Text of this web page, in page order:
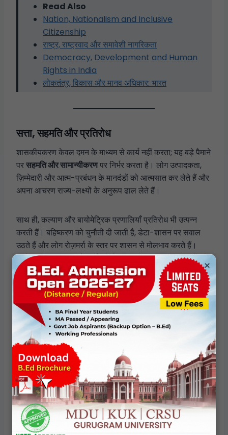
Read Also
Nation, Nationalism and Inclusive
Citizenship
राष्ट्र, राष्ट्रवाद और समावेशी नागरिकता
Democracy, Development and Human
Rights in India
लोकतंत्र, विकास और मानव अधिकार: भारत
सत्ता, सहमति और प्रतिरोध
शासकीयकरण केवल दमन के माध्यम से कार्य नहीं करता; यह बड़े पैमाने
परसहमति और सामान्यीकरणपर निर्भर करता है। लोग उत्पादकता,
ज़िम्मेदारी और आत्म-प्रबंधन के मानदंडों को आत्मसात कर लेते हैं और
अपना आचरण राज्य-लक्ष्यों के अनुरूप ढाल लेते हैं।
साथ ही, कल्याण और बायोमेट्रिक प्रणालियाँ प्रतिरोध भी उत्पन्न
करती हैं। बहिष्करण को चुनौती दी जाती है, डेटा-शासन पर सवाल
उठते हैं और लोग रोज़मर्रा के स्तर पर शासन से मोलभाव करते हैं।
अनौपचारिकता, टालमटोल और विरोध शासकीय सत्ता की सीमाओं को
उजागर करते हैं।
इसलिए शासकीयकरण को एकविवादित प्रक्रिया
के रूप में समझना
चाहिए, न कि सर्वग्रासी शक्ति के रूप में।
वैश्विक और उत्तर–औपनिवेशिक आयाम
उत्तर–औपनिवेशिक संदर्भों में शासकीयकरण और बायोमेट्रिक्स
औपनिवेशिक निगरानी और नियंत्रण के इतिहासों से जुड़ जाते हैं। कभी
औपनिवेशिक जनसंख्या को वर्गीकृत और नियंत्रित करने की तकनीकें
आज डिजिटल प्रौद्योगिकियों और विकास नीतियों के माध्यम से नए रूप
में सामने आती हैं।
×